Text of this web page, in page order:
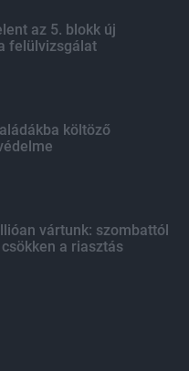
az 5. blokk új
felülvizsgálat
költöző
vártunk: szombattól
a riasztás